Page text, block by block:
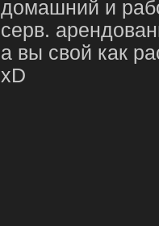
домашний и
серв.
а вы свой как
xD